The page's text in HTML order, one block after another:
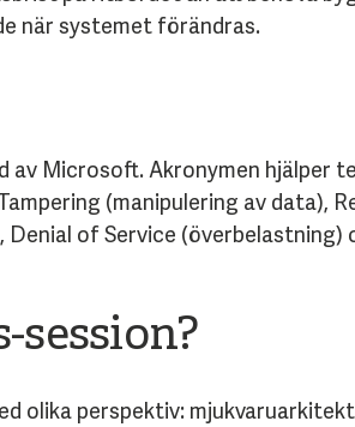
när systemet förändras.
av Microsoft. Akronymen hjälper
(manipulering av data),
of Service (överbelastning)
session?
olika perspektiv: